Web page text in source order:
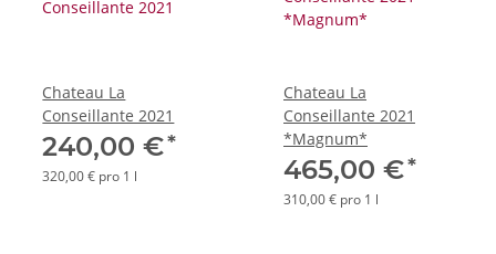
Chateau La
Conseillante 2021
240,00 €*
320,00 € pro 1 l
Chateau La
Conseillante 2021
*Magnum*
465,00 €*
310,00 € pro 1 l